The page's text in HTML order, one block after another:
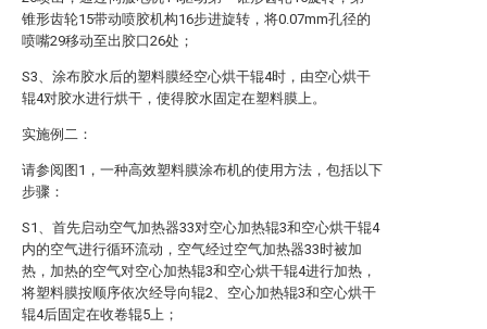
锥形齿轮15带动喷胶机构16步进旋转，将0.07mm孔径的
喷嘴29移动至出胶口26处；
S3、涂布胶水后的塑料膜经空心烘干辊4时，由空心烘干
辊4对胶水进行烘干，使得胶水固定在塑料膜上。
实施例二：
请参阅图1，一种高效塑料膜涂布机的使用方法，包括以下
步骤：
S1、首先启动空气加热器33对空心加热辊3和空心烘干辊4
内的空气进行循环流动，空气经过空气加热器33时被加
热，加热的空气对空心加热辊3和空心烘干辊4进行加热，
将塑料膜按顺序依次经导向辊2、空心加热辊3和空心烘干
辊4后固定在收卷辊5上；